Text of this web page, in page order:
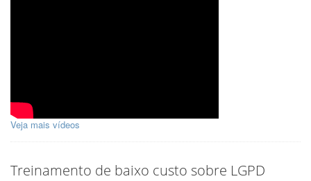
Veja mais vídeos
Treinamento de baixo custo sobre LGPD